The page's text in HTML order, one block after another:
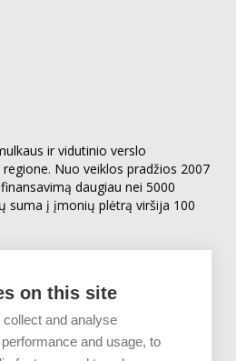
on this site
and analyse
and usage, to
ir vidutinio verslo
Nuo veiklos pradžios 2007
daugiau nei 5000
suma į įmonių plėtrą viršija 100